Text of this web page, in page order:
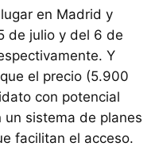
en Madrid y
de julio y del 6 de
Y
el precio (5.900
con potencial
sistema de planes
facilitan el acceso.